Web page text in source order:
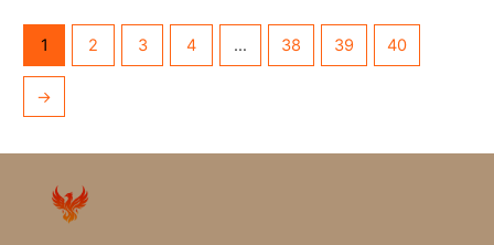
1 2 3 4 … 38 39 40
→